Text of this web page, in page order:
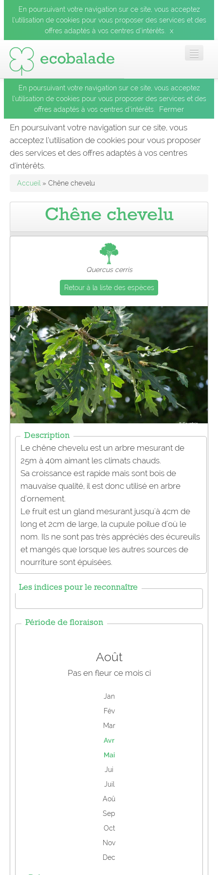
En poursuivant votre navigation sur ce site, vous acceptez
l’utilisation de cookies pour vous proposer des services et des
offres adaptés à vos centres d’intérêts.
x
Accueil
Les balades
Les espèces
Le blog
Pro
En poursuivant votre navigation sur ce site, vous acceptez
l’utilisation de cookies pour vous proposer des services et des
offres adaptés à vos centres d’intérêts.
Fermer
En poursuivant votre navigation sur ce site, vous
acceptez l’utilisation de cookies pour vous proposer
des services et des offres adaptés à vos centres
d’intérêts.
Accueil » Chêne chevelu
Chêne chevelu
Quercus cerris
Retour à la liste des espèces
Description
Le chêne chevelu est un arbre mesurant de
25m à 40m aimant les climats chauds.
Sa croissance est rapide mais sont bois de
mauvaise qualité, il est donc utilisé en arbre
d'ornement.
Le fruit est un gland mesurant jusqu'à 4cm de
long et 2cm de large, la cupule poilue d'où le
nom. Ils ne sont pas très appréciés des écureuils
et mangés que lorsque les autres sources de
nourriture sont épuisées.
Les indices pour le reconnaître
Période de floraison
Août
Pas en fleur ce mois ci
Jan
Fév
Mar
Avr
Mai
Jui
Juil
Aoû
Sep
Oct
Nov
Dec